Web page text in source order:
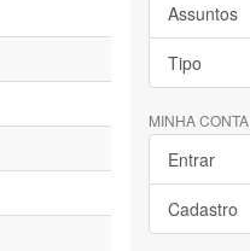
Assuntos
Tipo
MINHA CONTA
Entrar
Cadastro